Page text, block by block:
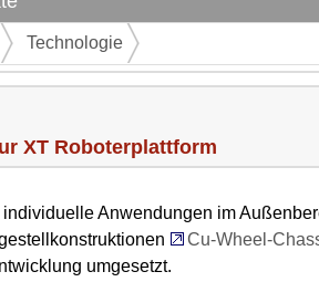
Technologie
XT Roboterplattform
Anwendungen im
Cu-Wheel-
umgesetzt.